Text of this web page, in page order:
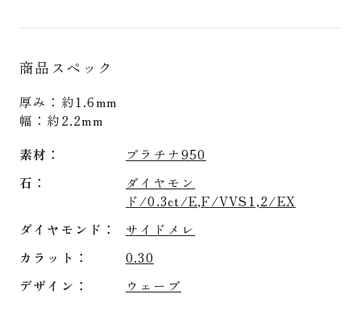
商品スペック
厚み：約1.6mm
幅：約2.2mm
素材
プラチナ950
石
ダイヤモン
ド/0.3ct/E,F/VVS1,2/EX
ダイヤモンド
サイドメレ
カラット
0.30
デザイン
ウェーブ